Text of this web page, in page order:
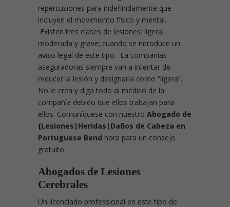
repercusiones para indefinidamente que
incluyen el movimiento físico y mental.
Existen tres clases de lesiones: ligera,
moderada y grave; cuando se introduce un
aviso legal de este tipo. La compañías
aseguradoras siempre van a intentar de
reducer la lesión y designarla como “ligera”.
No le crea y diga todo al médico de la
compañía debido que ellos trabajan para
ellos. Comuníquese con nuestro Abogado de
{Lesiones|Heridas|Daños de Cabeza en
Portuguese Bend hora para un consejo
gratuito.
Abogados de Lesiones
Cerebrales
Un licenciado professional en este tipo de